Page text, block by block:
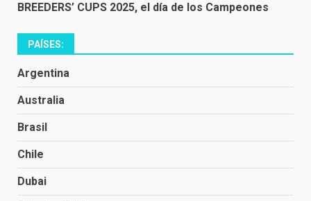
BREEDERS’ CUPS 2025, el día de los Campeones
PAÍSES:
Argentina
Australia
Brasil
Chile
Dubai